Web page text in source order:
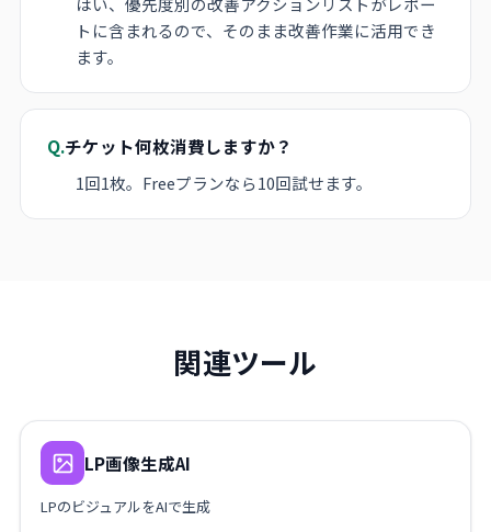
トに含まれるので、そのまま改善作業に活用でき
ます。
Q.チケット何枚消費しますか？
1回1枚。Freeプランなら10回試せます。
関連ツール
LP画像生成AI
LPのビジュアルをAIで生成